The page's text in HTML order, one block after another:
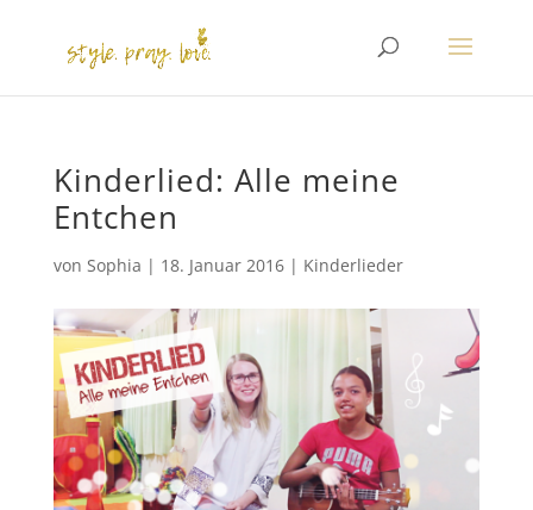
Kinderlied: Alle meine
Entchen
von Sophia | 18. Januar 2016| Kinderlieder